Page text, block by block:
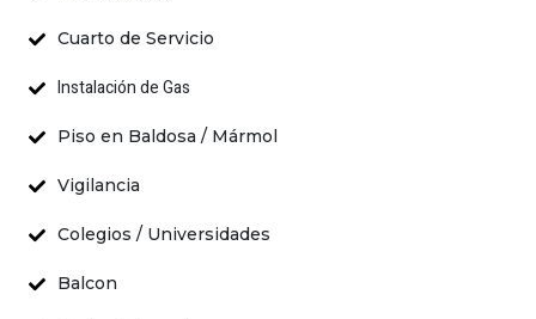
Cuarto de Servicio
Instalación de Gas
Piso en Baldosa / Mármol
Vigilancia
Colegios / Universidades
Balcon